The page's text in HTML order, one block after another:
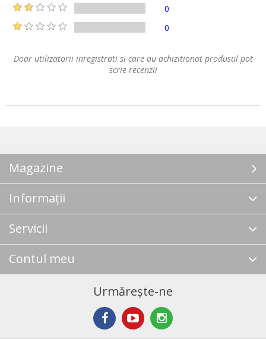
0
0
Doar utilizatorii inregistrati si care au achizitionat produsul pot
scrie recenzii
Magazine
Informații
Servicii
Contul meu
Urmărește-ne